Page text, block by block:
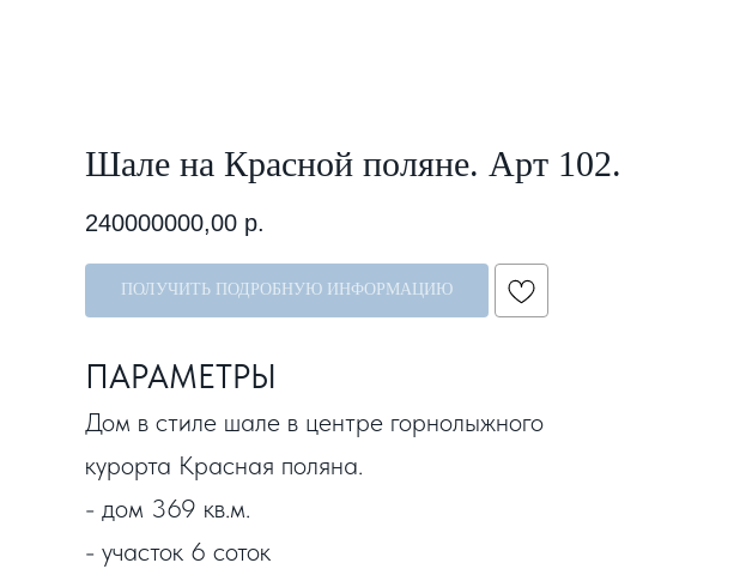
Шале на Красной поляне. Арт 102.
240000000,00 р.
ПОЛУЧИТЬ ПОДРОБНУЮ ИНФОРМАЦИЮ
ПАРАМЕТРЫ
Дом в стиле шале в центре горнолыжного
курорта Красная поляна.
- дом 369 кв.м.
- участок 6 соток